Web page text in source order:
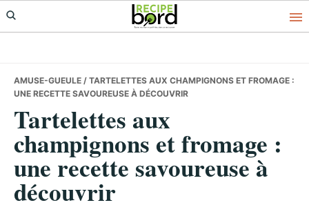
Skip
to
Skip
to
Skip
to
AMUSE-GUEULE / TARTELETTES AUX CHAMPIGNONS ET FROMAGE :
UNE RECETTE SAVOUREUSE À DÉCOUVRIR
Tartelettes aux
champignons et fromage :
une recette savoureuse à
découvrir